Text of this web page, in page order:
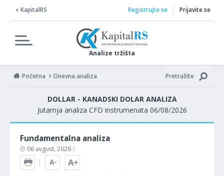
KapitalRS
Analize tržišta
Registrujte se Prijavite se
Početna Dnevna analiza Pretražite
DOLLAR - KANADSKI DOLAR ANALIZA
Jutarnja analiza CFD instrumenata 06/08/2026
Fundamentalna analiza
06 avgust, 2026